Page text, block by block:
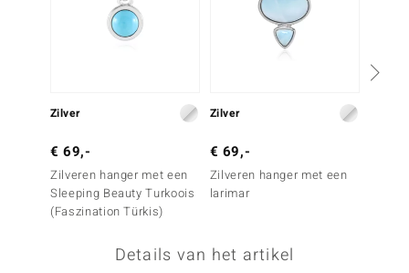
Collection
Zilver
€ 69,-
Zilveren hanger met een
Sleeping Beauty Turkoois
(Faszination Türkis)
Zilver
€ 69,-
Zilveren hanger met een
larimar
Details van het artikel